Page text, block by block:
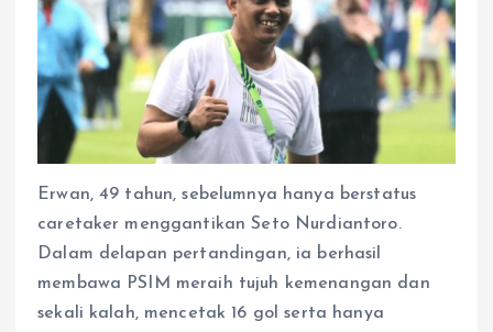
Erwan, 49 tahun, sebelumnya hanya berstatus
caretaker menggantikan Seto Nurdiantoro.
Dalam delapan pertandingan, ia berhasil
membawa PSIM meraih tujuh kemenangan dan
sekali kalah, mencetak 16 gol serta hanya